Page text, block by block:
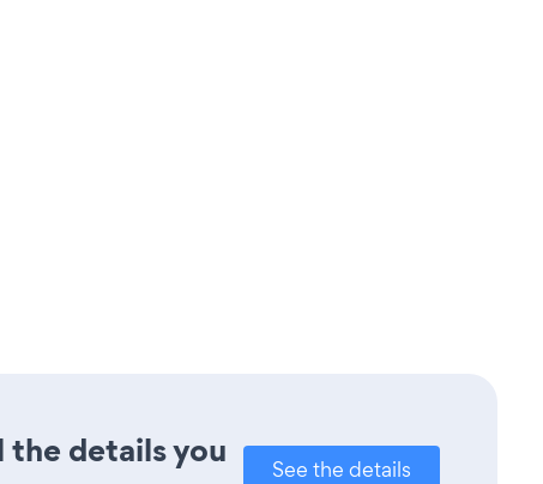
the details you
See the details